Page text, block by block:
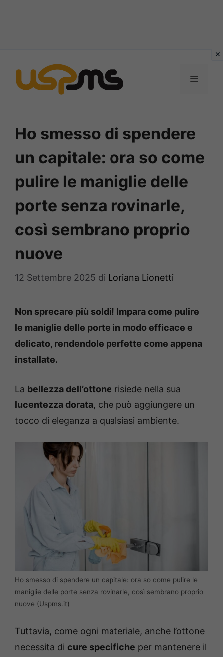
contenuto
MENU
Ho smesso di spendere
un capitale: ora so come
pulire le maniglie delle
porte senza rovinarle,
così sembrano proprio
nuove
12 Settembre 2025 di Loriana Lionetti
Non sprecare più soldi! Impara come pulire
le maniglie delle porte in modo efficace e
delicato, rendendole perfette come appena
installate.
La bellezza dell’ottone risiede nella sua
lucentezza dorata, che può aggiungere un
tocco di eleganza a qualsiasi ambiente.
Ho smesso di spendere un capitale: ora so come pulire le
maniglie delle porte senza rovinarle, così sembrano proprio
nuove (Uspms.it)
Tuttavia, come ogni materiale, anche l’ottone
necessita di cure specifiche per mantenere il